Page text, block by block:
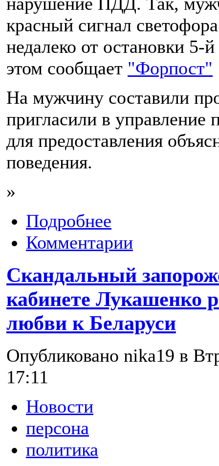
красный сигнал
недалеко от остановки 5-
этом сообщает "Форпост"
На мужчину составили
пригласили в управление
для предоставления
поведения.
»
Подробнее
Комментарии
Скандальный
кабинете Лукашенко
любви к Беларуси
Опубликовано nika19 в
17:11
Новости
персона
политика